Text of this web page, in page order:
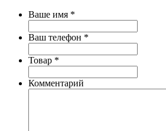
Ваше имя *
Ваш телефон *
Товар *
Комментарий